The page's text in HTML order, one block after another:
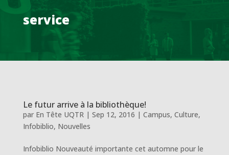
service
Le futur arrive à la bibliothèque!
par En Tête UQTR| Sep 12, 2016 | Campus, Culture,
Infobiblio, Nouvelles
Infobiblio Nouveauté importante cet automne pour le